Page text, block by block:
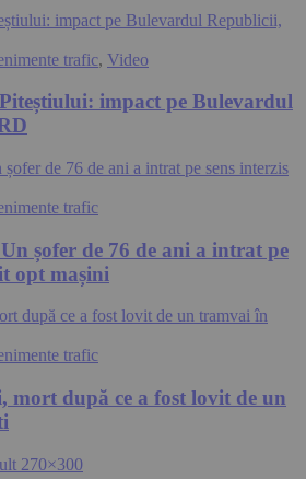
trafic, Video
impact pe Bulevardul
trafic
șofer de 76 de ani a intrat pe
opt mașini
trafic
mort după ce a fost lovit de un